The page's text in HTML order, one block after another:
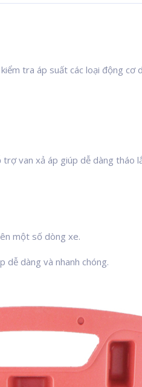
tra áp suất các loại động cơ
van xả áp giúp dễ dàng tháo
một số dòng xe.
dễ dàng và nhanh chóng.